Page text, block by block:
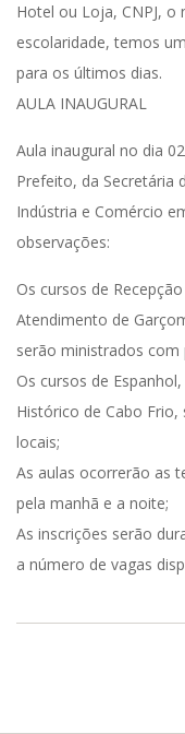
Hotel ou Loja, CNPJ,
escolaridade, temos
para os últimos dias.
AULA INAUGURAL
Aula inaugural no dia
Prefeito, da Secretária
Indústria e Comércio
observações:
Os cursos de
Atendimento de
serão ministrados com
Os cursos de
Histórico de Cabo
locais;
As aulas ocorrerão as
pela manhã e a noite;
As inscrições serão
a número de vagas